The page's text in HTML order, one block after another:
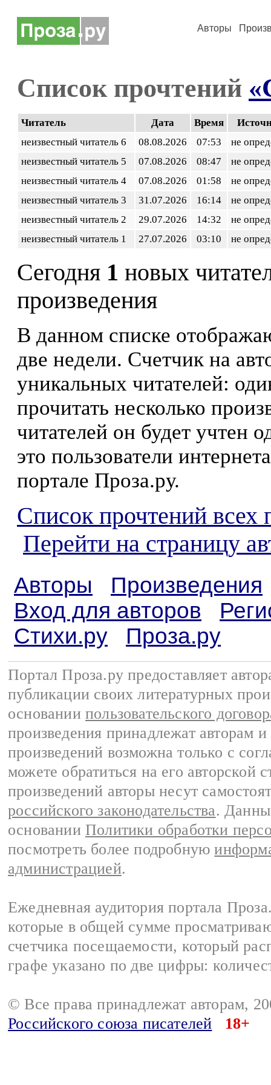
Авторы
Список прочтений
Читатель Дата Время
неизвестный читатель 6
08.08.2026 07:53
не
неизвестный читатель 5
07.08.2026 08:47
не
неизвестный читатель 4
07.08.2026 01:58
не
неизвестный читатель 3
31.07.2026 16:14
не
неизвестный читатель 2
29.07.2026 14:32
не
неизвестный читатель 1
27.07.2026 03:10 не
Сегодня 1 новых
произведения
В данном списке
две недели. Счетчик на
уникальных читателей:
прочитать несколько
читателей он будет учтен
это пользователи
портале Проза.ру.
Список прочтений всех
Перейти на страницу
Авторы
Произведения
Вход для авторов
Стихи.ру
Проза.ру
Портал Проза.ру предоставляет
публикации своих литературных
основании пользовательского
произведения принадлежат авторам
произведений возможна только с
можете обратиться на его авторской
произведений авторы несут
российского законодательства.
основании Политики обработки
посмотреть более подробную
администрацией.
Ежедневная аудитория портала
которые в общей сумме
счетчика посещаемости, который
графе указано по две цифры:
© Все права принадлежат авторам,
Российского союза писателей
18+